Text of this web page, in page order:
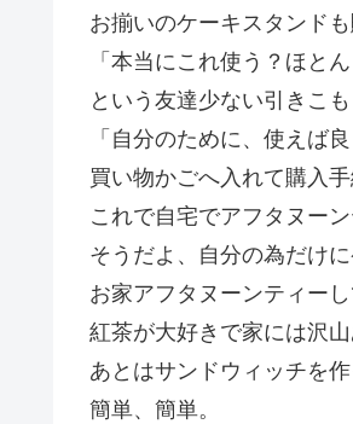
お揃いのケーキスタンドも
「本当にこれ使う？ほと
という友達少ない引きこ
「自分のために、使えば
買い物かごへ入れて購入
これで自宅でアフタヌー
そうだよ、自分の為だけ
お家アフタヌーンティーし
紅茶が大好きで家には沢
あとはサンドウィッチを
簡単、簡単。